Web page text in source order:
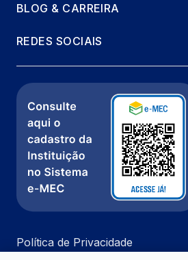
BLOG & CARREIRA
REDES SOCIAIS
Política de Privacidade